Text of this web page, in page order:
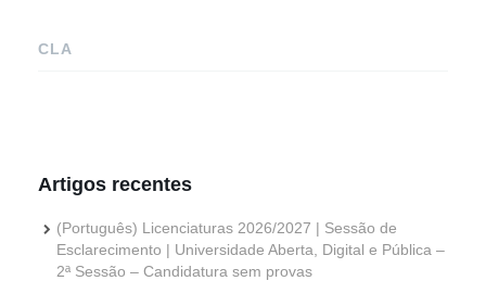
CLA
Artigos recentes
(Português) Licenciaturas 2026/2027 | Sessão de
Esclarecimento | Universidade Aberta, Digital e Pública –
2ª Sessão – Candidatura sem provas